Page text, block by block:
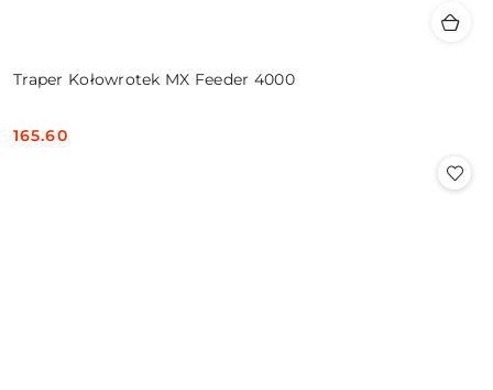
Traper Kołowrotek MX Feeder 4000
Cena:
165.60